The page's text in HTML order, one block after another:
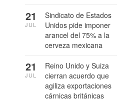
Sindicato de Estados
Unidos pide imponer
arancel del 75% a la
cerveza mexicana
21
JUL
Reino Unido y Suiza
cierran acuerdo que
agiliza exportaciones
cárnicas británicas
21
JUL